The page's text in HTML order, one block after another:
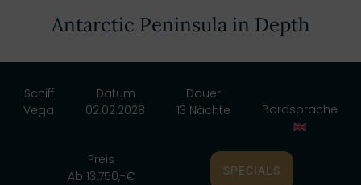
Antarctic Peninsula in Depth
Schiff
Vega
Datum
02.02.2028
Dauer
13 Nächte
Bordsprache
Preis
Ab 13.750,-€
SPECIALS